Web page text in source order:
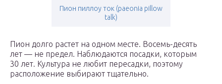
Пион пиллоу ток (paeonia pillow
talk)
Пион долго растет на одном месте. Восемь-десять
лет — не предел. Наблюдаются посадки, которым
30 лет. Культура не любит пересадки, поэтому
расположение выбирают тщательно.